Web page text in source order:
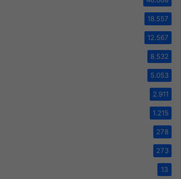
18.557
12.567
8.532
5.053
2.911
1.215
278
273
13